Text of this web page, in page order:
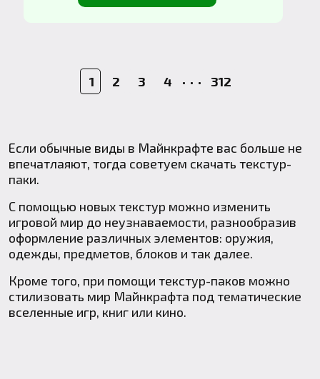
1 2 3 4 • • • 312
Если обычные виды в Майнкрафте вас больше не
впечатлаяют, тогда советуем скачать текстур-
паки.
С помощью новых текстур можно изменить
игровой мир до неузнаваемости, разнообразив
оформление различных элементов: оружия,
одежды, предметов, блоков и так далее.
Кроме того, при помощи текстур-паков можно
стилизовать мир Майнкрафта под тематические
вселенные игр, книг или кино.